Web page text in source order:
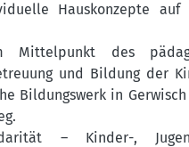
Hauskonzepte auf
Mittelpunkt des
und Bildung der
Bildungswerk in
– Kinder-,